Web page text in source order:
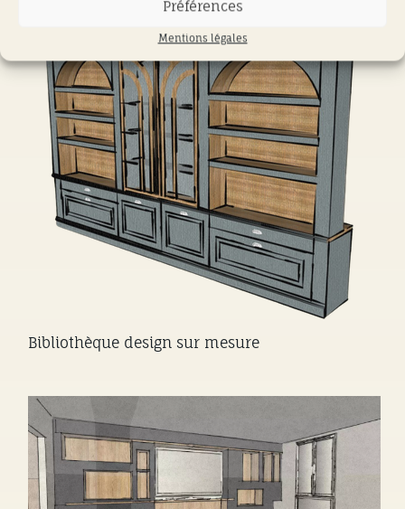
Préférences
Mentions légales
Bibliothèque design sur mesure